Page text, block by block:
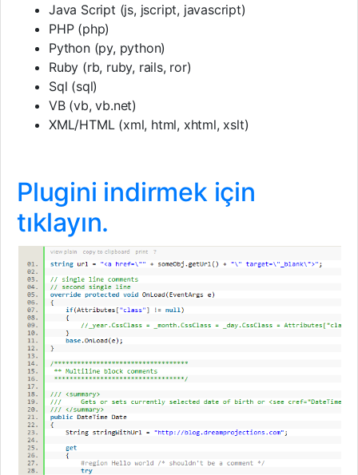
Java Script (js, jscript, javascript)
PHP (php)
Python (py, python)
Ruby (rb, ruby, rails, ror)
Sql (sql)
VB (vb, vb.net)
XML/HTML (xml, html, xhtml, xslt)
Plugini indirmek için
tıklayın.